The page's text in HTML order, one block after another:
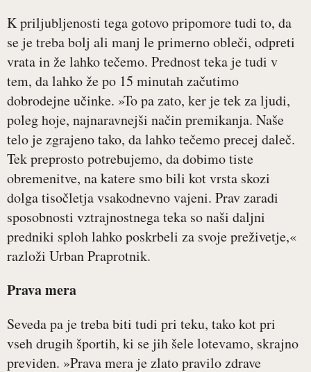
K priljubljenosti tega gotovo pripomore tudi to, da
se je treba bolj ali manj le primerno obleči, odpreti
vrata in že lahko tečemo. Prednost teka je tudi v
tem, da lahko že po 15 minutah začutimo
dobrodejne učinke. »To pa zato, ker je tek za ljudi,
poleg hoje, najnaravnejši način premikanja. Naše
telo je zgrajeno tako, da lahko tečemo precej daleč.
Tek preprosto potrebujemo, da dobimo tiste
obremenitve, na katere smo bili kot vrsta skozi
dolga tisočletja vsakodnevno vajeni. Prav zaradi
sposobnosti vztrajnostnega teka so naši daljni
predniki sploh lahko poskrbeli za svoje preživetje,«
razloži Urban Praprotnik.
Prava mera
Seveda pa je treba biti tudi pri teku, tako kot pri
vseh drugih športih, ki se jih šele lotevamo, skrajno
previden. »Prava mera je zlato pravilo zdrave